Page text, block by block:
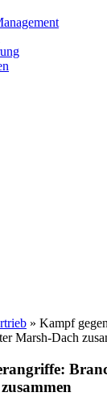
» Kampf
Marsh-Dach